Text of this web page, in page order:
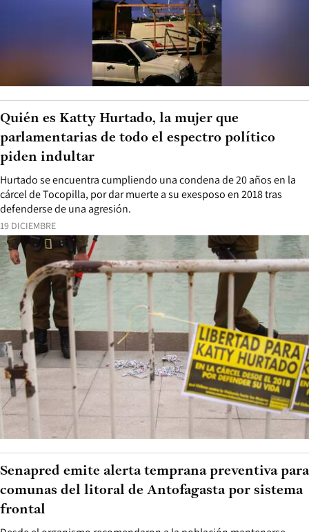
19 DICIEMBRE
Hurtado se encuentra cumpliendo una condena de 20 años en la
cárcel de Tocopilla, por dar muerte a su exesposo en 2018 tras
defenderse de una agresión.
Quién es Katty Hurtado, la mujer que
parlamentarias de todo el espectro político
piden indultar
Senapred emite alerta temprana preventiva para
comunas del litoral de Antofagasta por sistema
frontal